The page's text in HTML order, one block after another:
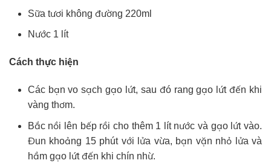
Sữa tươi không đường 220ml
Nước 1 lít
Cách thực hiện
Các bạn vo sạch gạo lứt, sau đó rang gạo lứt đến khi
vàng thơm.
Bắc nồi lên bếp rồi cho thêm 1 lít nước và gạo lứt vào.
Đun khoảng 15 phút với lửa vừa, bạn vặn nhỏ lửa và
hầm gạo lứt đến khi chín nhừ.